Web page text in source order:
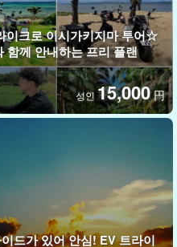
이크로 이시가키지마 투어☆
함께 안내하는 프리 플랜
성인15,000 円
드가 있어 안심! EV 트라이